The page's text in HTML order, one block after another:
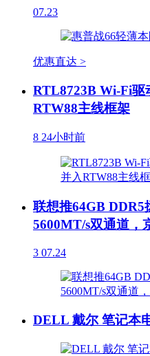
07.23
优惠直达 >
RTL8723B Wi-Fi驱
RTW88主线框架
8 24小时前
联想推64GB DDR5
5600MT/s双通道，
3 07.24
DELL 戴尔 笔记本